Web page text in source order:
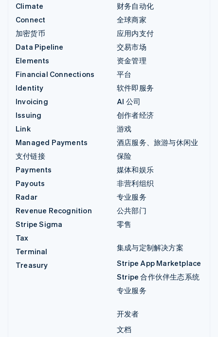
Climate
Connect
加密货币
Data Pipeline
Elements
Financial Connections
Identity
Invoicing
Issuing
Link
Managed Payments
支付链接
Payments
Payouts
Radar
Revenue Recognition
Stripe Sigma
Tax
Terminal
Treasury
财务自动化
全球商家
应用内支付
交易市场
资金管理
平台
软件即服务
AI 公司
创作者经济
游戏
酒店服务、旅游与休闲业
保险
媒体和娱乐
非营利组织
专业服务
公共部门
零售
集成与定制解决方案
Stripe App Marketplace
Stripe 合作伙伴生态系统
专业服务
开发者
文档